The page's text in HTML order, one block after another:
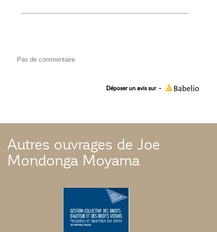
Pas de commentaire
Déposer un avis sur -
Autres ouvrages de Joe
Mondonga Moyama